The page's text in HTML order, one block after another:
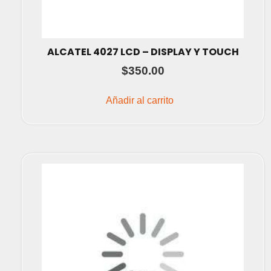
ALCATEL 4027 LCD – DISPLAY Y TOUCH
$350.00
Añadir al carrito